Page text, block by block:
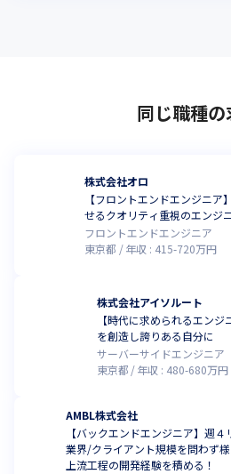
同じ職種
株式会社オロ
【フロントエンドエンジニ
せるクオリティ重視のエンジ
フロントエンドエンジニア
東京都
年収 : 415-720万円
株式会社アイソルート
【時代に求められるエン
を創造し誇りある自分に
サーバーサイドエンジニア
東京都
年収 : 480-680万円
AMBL株式会社
【バックエンドエンジニア】週
業界/クライアント規模を問わず
上流工程の開発経験を積める！